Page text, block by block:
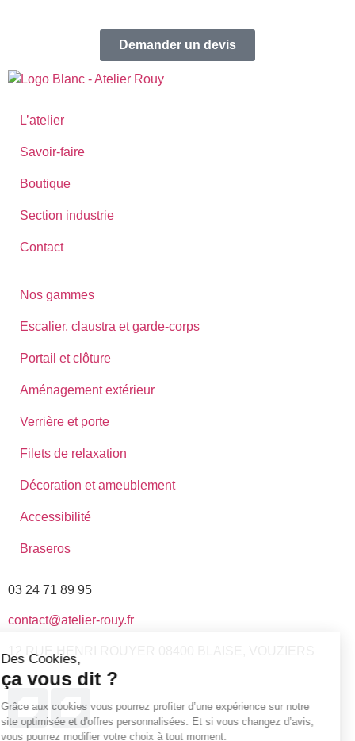
Demander un devis
L’atelier
Savoir-faire
Boutique
Section industrie
Contact
Nos gammes
Escalier, claustra et garde-corps
Portail et clôture
Aménagement extérieur
Verrière et porte
Filets de relaxation
Décoration et ameublement
Accessibilité
Braseros
03 24 71 89 95
contact@atelier-rouy.fr
12 RUE HENRI ROUYER 08400 BLAISE, VOUZIERS